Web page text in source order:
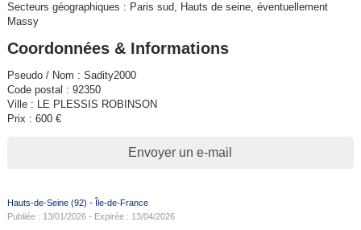
Secteurs géographiques : Paris sud, Hauts de seine, éventuellement
Massy
Coordonnées & Informations
Pseudo / Nom : Sadity2000
Code postal : 92350
Ville : LE PLESSIS ROBINSON
Prix : 600 €
Envoyer un e-mail
Hauts-de-Seine (92) - Île-de-France
Publiée : 13/01/2026 - Expirée : 13/04/2026